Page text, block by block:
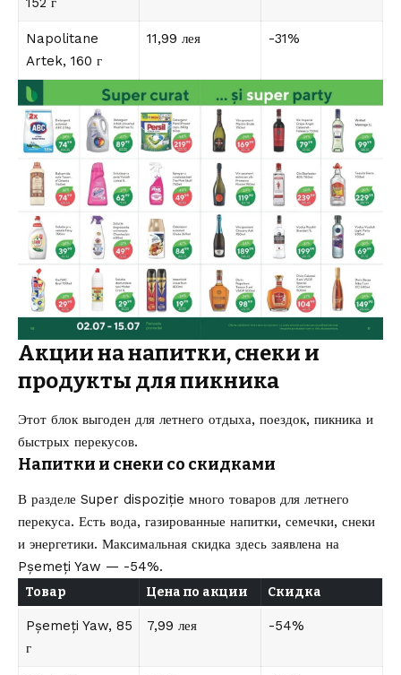
Napolitane
Artek, 160 г
11,99 лея -31%
Акции на напитки, снеки и
продукты для пикника
Этот блок выгоден для летнего отдыха, поездок, пикника и
быстрых перекусов.
Напитки и снеки со скидками
В разделе Super dispoziție много товаров для летнего
перекуса. Есть вода, газированные напитки, семечки, снеки
и энергетики. Максимальная скидка здесь заявлена на
Pșemeți Yaw — -54%.
Товар Цена по акции Скидка
Pșemeți Yaw, 85
г
7,99 лея -54%